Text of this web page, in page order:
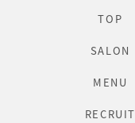
TOP
SALON
MENU
RECRUIT